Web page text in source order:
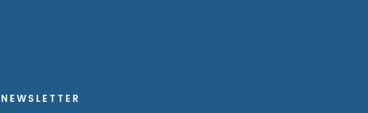
NEWSLETTER